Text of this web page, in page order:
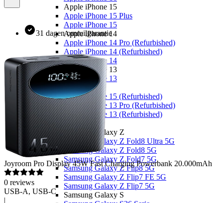
Apple iPhone 15
Apple iPhone 15 Plus
Apple iPhone 15
Apple iPhone 14
Apple iPhone 14 Pro (Refurbished)
Apple iPhone 14 (Refurbished)
Apple iPhone 14
Apple iPhone 13
Apple iPhone 13
Overige
Apple iPhone 15 (Refurbished)
Apple iPhone 13 Pro (Refurbished)
Apple iPhone 13 (Refurbished)
Samsung
Samsung Galaxy Z
Samsung Galaxy Z Fold8 Ultra 5G
Samsung Galaxy Z Fold8 5G
Samsung Galaxy Z Fold7 5G
Samsung Galaxy Z Flip8 5G
Samsung Galaxy Z Flip7 FE 5G
Samsung Galaxy Z Flip7 5G
Samsung Galaxy S
31 dagen omruilgarantie
Joyroom Pro Display 45W Fast Charging Powerbank 20.000mAh
0 reviews
USB-A, USB-C
|